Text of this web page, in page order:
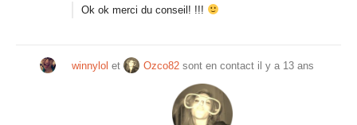
Ok ok merci du conseil! !!!
winnylol et Ozco82 sont en contact il y a 13 ans